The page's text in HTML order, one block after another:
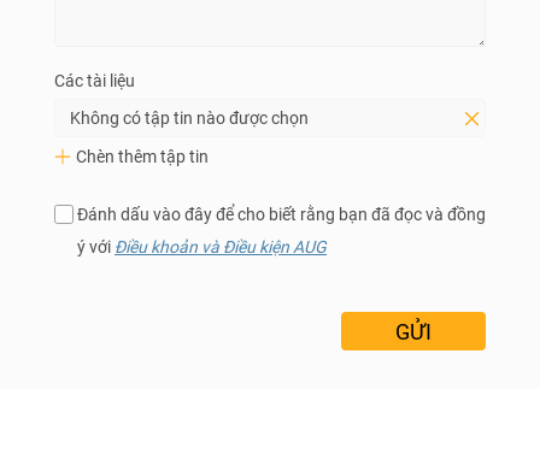
Các tài liệu
Không có tập tin nào được chọn
Chèn thêm tập tin
Đánh dấu vào đây để cho biết rằng bạn đã đọc và đồng
ý với Điều khoản và Điều kiện AUG